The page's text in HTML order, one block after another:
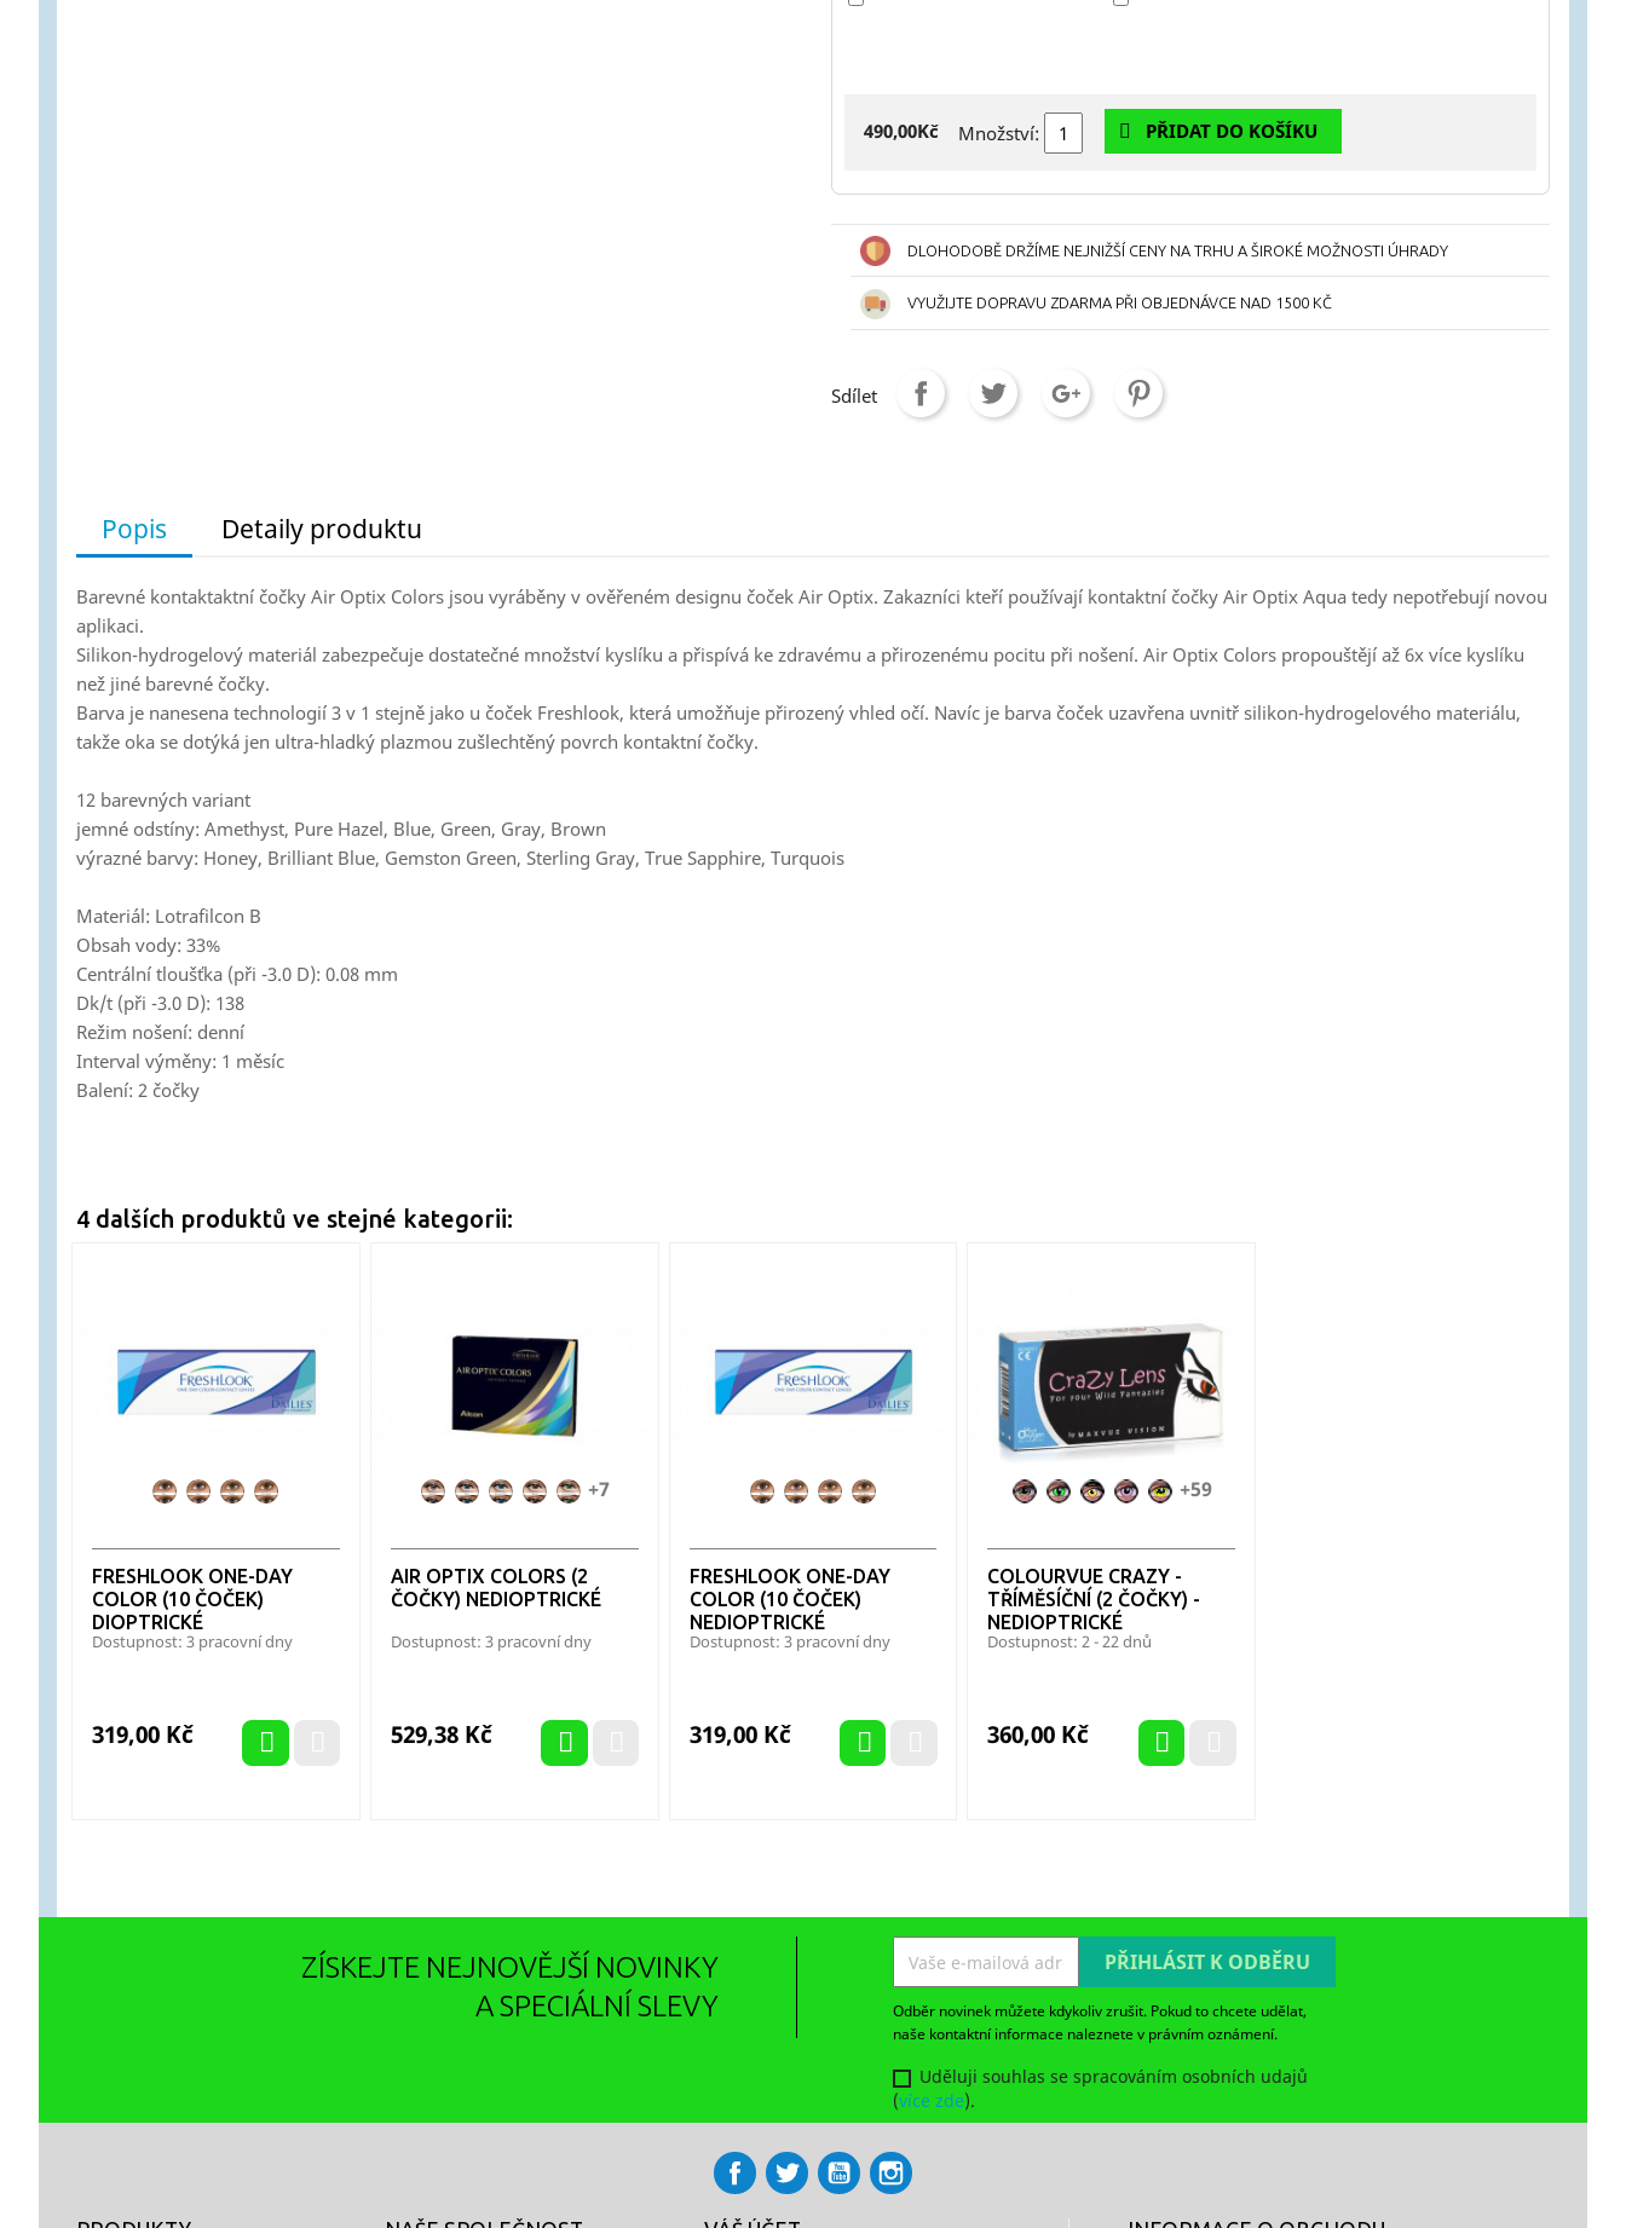
490,00Kč Množství: PŘIDAT DO KOŠÍKU
DLOHODOBĚ DRŽÍME NEJNIŽŠÍ CENY NA TRHU A ŠIROKÉ MOŽNOSTI ÚHRADY
VYUŽIJTE DOPRAVU ZDARMA PŘI OBJEDNÁVCE NAD 1500 KČ
Sdílet
Popis Detaily produktu
Barevné kontaktaktní čočky Air Optix Colors jsou vyráběny v ověřeném designu čoček Air Optix. Zakazníci kteří používají kontaktní čočky Air Optix Aqua tedy nepotřebují novou
aplikaci.
Silikon-hydrogelový materiál zabezpečuje dostatečné množství kyslíku a přispívá ke zdravému a přirozenému pocitu při nošení. Air Optix Colors propouštějí až 6x více kyslíku
než jiné barevné čočky.
Barva je nanesena technologií 3 v 1 stejně jako u čoček Freshlook, která umožňuje přirozený vhled očí. Navíc je barva čoček uzavřena uvnitř silikon-hydrogelového materiálu,
takže oka se dotýká jen ultra-hladký plazmou zušlechtěný povrch kontaktní čočky.
12 barevných variant
jemné odstíny: Amethyst, Pure Hazel, Blue, Green, Gray, Brown
výrazné barvy: Honey, Brilliant Blue, Gemston Green, Sterling Gray, True Sapphire, Turquois
Materiál: Lotrafilcon B
Obsah vody: 33%
Centrální tloušťka (při -3.0 D): 0.08 mm
Dk/t (při -3.0 D): 138
Režim nošení: denní
Interval výměny: 1 měsíc
Balení: 2 čočky
4 dalších produktů ve stejné kategorii:
FRESHLOOK ONE-DAY
COLOR (10 ČOČEK)
DIOPTRICKÉ
Dostupnost: 3 pracovní dny
Cena
319,00 Kč
FL
FL
FL
FL
Hazel
AIR OPTIX COLORS (2
ČOČKY) NEDIOPTRICKÉ
Dostupnost: 3 pracovní dny
Cena
529,38 Kč
AO AO AO
Blue
AO AO
Green
+7
FRESHLOOK ONE-DAY
COLOR (10 ČOČEK)
NEDIOPTRICKÉ
Dostupnost: 3 pracovní dny
Cena
319,00 Kč
FL
FL
FL
FL
Hazel
COLOURVUE CRAZY -
TŘÍMĚSÍČNÍ (2 ČOČKY) -
NEDIOPTRICKÉ
Dostupnost: 2 - 22 dnů
Cena
360,00 Kč
AlienAnaconda
AvatarBarbie
Bat
Batman
+59
ZÍSKEJTE NEJNOVĚJŠÍ NOVINKY
A SPECIÁLNÍ SLEVY
Odběr novinek můžete kdykoliv zrušit. Pokud to chcete udělat,
naše kontaktní informace naleznete v právním oznámení.
Uděluji souhlas se spracováním osobních udajů
(více zde).
FacebookTwitterYouTube